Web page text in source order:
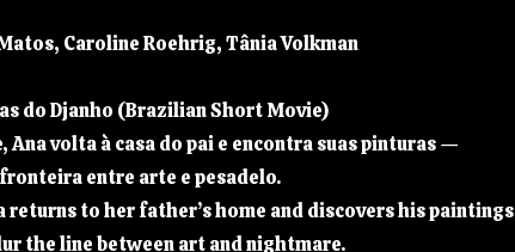
Caroline Roehrig, Tânia Volkman
do Djanho (Brazilian Short Movie)
Ana volta à casa do pai e encontra suas pinturas —
entre arte e pesadelo.
returns to her father’s home and discovers his paintings
the line between art and nightmare.